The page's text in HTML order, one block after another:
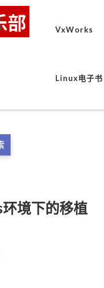
VxWorks
Linux电子书
境下的移植